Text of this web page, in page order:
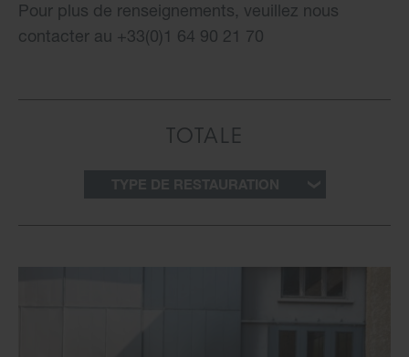
Pour plus de renseignements, veuillez nous
contacter au +33(0)1 64 90 21 70
TOTALE